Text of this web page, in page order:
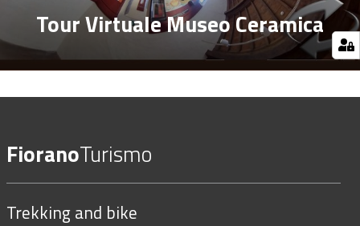
Tour Virtuale Museo Ceramica
FioranoTurismo
Trekking and bike